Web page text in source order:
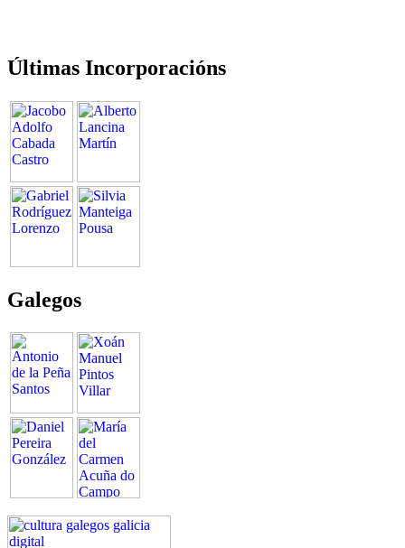
Últimas Incorporacións
Galegos